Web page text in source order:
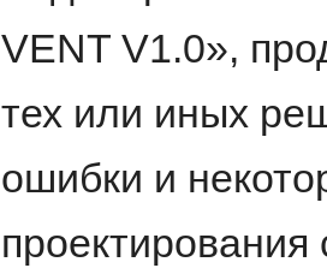
VENT V1.0»,
тех или иных
ошибки и